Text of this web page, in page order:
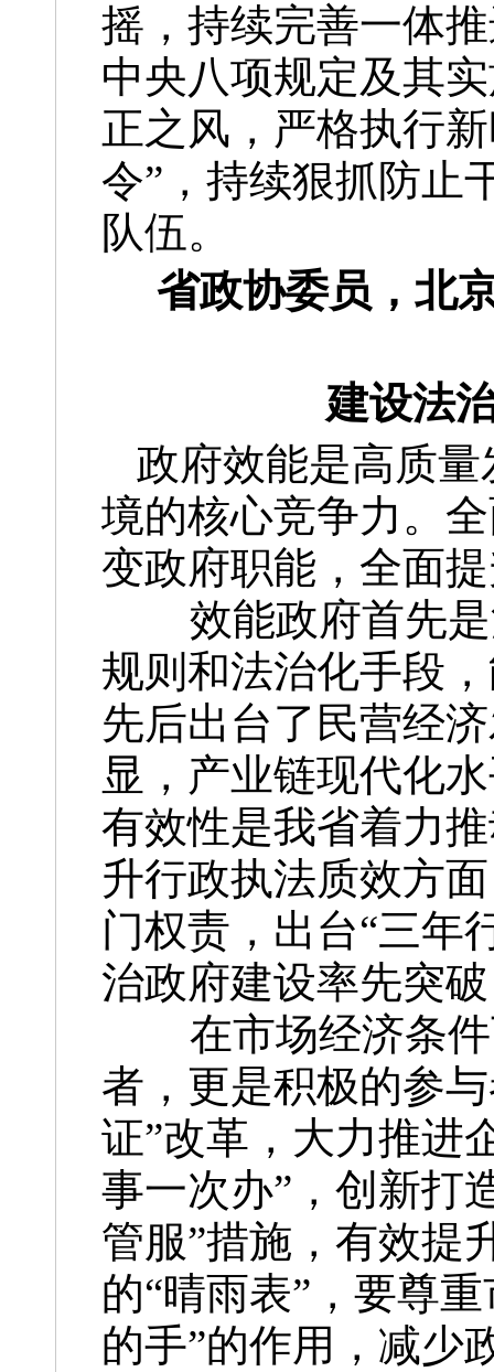
摇，持续完善一体
中央八项规定及其
正之风，严格执行
令”，持续狠抓防止
队伍。
省政协委员，北
建设法
政府效能是高质
境的核心竞争力。
变政府职能，全面
效能政府首先是
规则和法治化手段
先后出台了民营经
显，产业链现代化
有效性是我省着力
升行政执法质效方
门权责，出台“三年
治政府建设率先突
在市场经济条件
者，更是积极的参
证”改革，大力推进
事一次办”，创新打
管服”措施，有效提
的“晴雨表”，要尊
的手”的作用，减少